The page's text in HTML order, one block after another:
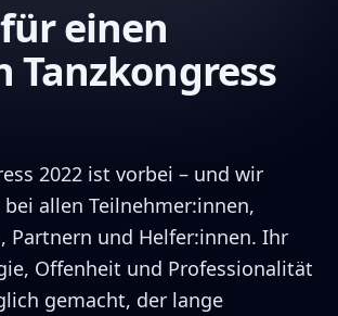
einen
Tanzkongress
2022 ist vorbei – und wir
allen Teilnehmer:innen,
Partnern und Helfer:innen. Ihr
Offenheit und Professionalität
gemacht, der lange